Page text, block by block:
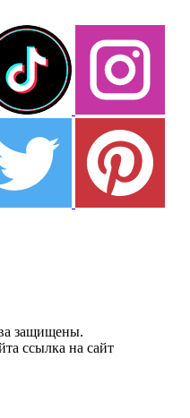
защищены.
ссылка на сайт